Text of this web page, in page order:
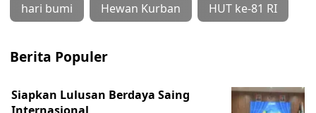
hari bumi Hewan Kurban HUT ke-81 RI
Berita Populer
Siapkan Lulusan Berdaya Saing